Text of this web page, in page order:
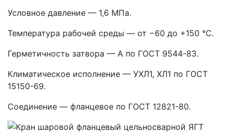
Условное давление — 1,6 МПа.
Температура рабочей среды — от −60 до +150 °С.
Герметичность затвора — А по ГОСТ 9544-83.
Климатическое исполнение — УХЛ1, ХЛ1 по ГОСТ
15150-69.
Соединение — фланцевое по ГОСТ 12821-80.